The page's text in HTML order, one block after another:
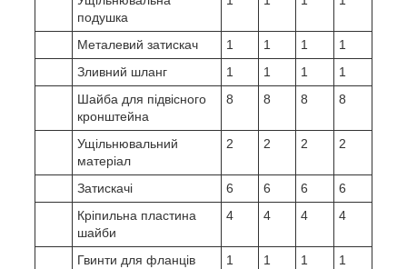
подушка
Металевий затискач 1 1 1
1
Зливний шланг
1 1 1
1
Шайба для підвісного
кронштейна
8 8 8 8
Ущільнювальний
матеріал
2 2 2 2
Затискачі 6 6 6
6
Кріпильна пластина
шайби
4 4 4 4
Гвинти для фланців
1 1 1 1